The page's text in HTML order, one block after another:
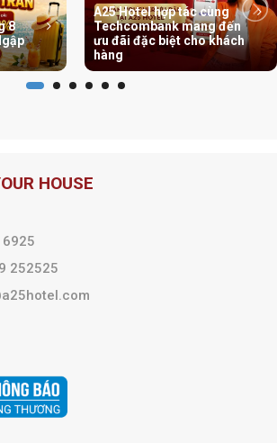
8
A25 Hotel hợp tác cùng
Techcombank mang đến
ưu đãi đặc biệt cho khách
hàng
HOUSE
252525